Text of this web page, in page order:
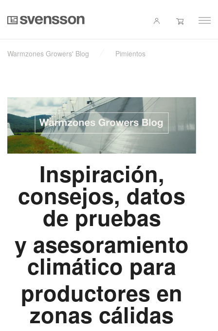
Warmzones Growers' Blog Pimientos
Inspiración,
consejos, datos
de pruebas
y asesoramiento
climático para
productores en
zonas cálidas